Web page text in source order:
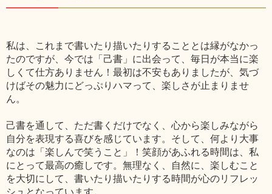
私は、これまで書いたり描いたりすることとは縁がなかっ
たのですが、今では「己書」に出会って、毎日が本当に楽
しくて仕方ありません！最初は不安もありましたが、気づ
けばその魅力にどっぷりハマって、楽しさが止まりませ
ん。
己書を通して、ただ書くだけでなく、心から楽しみながら
自分を表現する喜びを感じています。そして、何より大事
なのは「楽しんで笑うこと」！笑顔があふれる時間は、私
にとって最高の癒しです。無理なく、自然に、楽しむこと
を大切にして、書いたり描いたりする時間が心のリフレッ
シュとなっています。